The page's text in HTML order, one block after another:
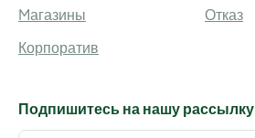
Mагазины
Корпоратив
Отказ
Подпишитесь на нашу рассылку